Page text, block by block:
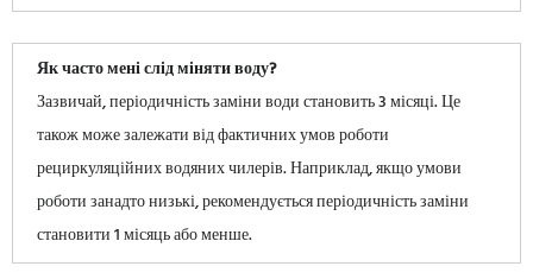
Як часто мені слід міняти воду?
Зазвичай, періодичність заміни води становить 3 місяці. Це
також може залежати від фактичних умов роботи
рециркуляційних водяних чилерів. Наприклад, якщо умови
роботи занадто низькі, рекомендується періодичність заміни
становити 1 місяць або менше.